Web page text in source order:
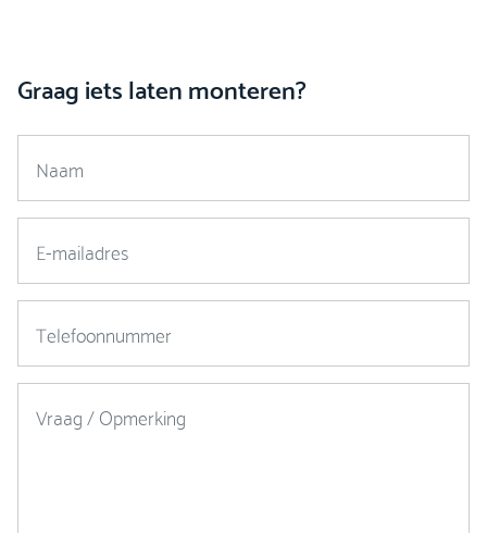
Graag iets laten monteren?